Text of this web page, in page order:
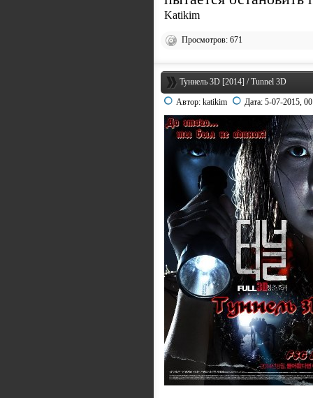
Katikim
Просмотров: 671
Туннель 3D [2014] / Tunnel 3D
Автор: katikim Дата: 5-07-2015,